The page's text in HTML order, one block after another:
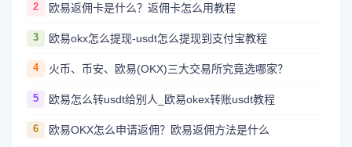
2 欧易返佣卡是什么？返佣卡怎么用教程
3 欧易okx怎么提现-usdt怎么提现到支付宝教程
4 火币、币安、欧易(OKX)三大交易所究竟选哪家？
5 欧易怎么转usdt给别人_欧易okex转账usdt教程
6 欧易OKX怎么申请返佣？欧易返佣方法是什么